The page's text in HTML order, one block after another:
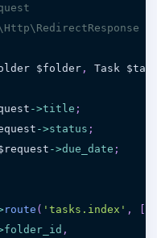
$folder , Task
->title ;
->status ;
->due_date ;
route ( 'tasks.index' ,
[
folder_id ,